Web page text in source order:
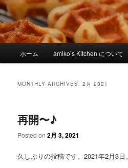
Skip to primary content
Skip to secondary content
ホーム amiko’s Kitchen について
MONTHLY ARCHIVES:2月 2021
再開〜♪
Posted on2月 3, 2021
久しぶりの投稿です。2021年2月3日。